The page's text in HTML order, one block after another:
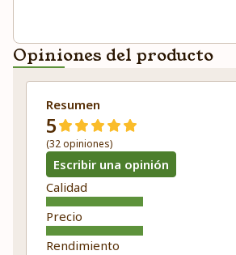
Opiniones del producto
Resumen
5
(32 opiniones)
Escribir una opinión
Calidad
Precio
Rendimiento